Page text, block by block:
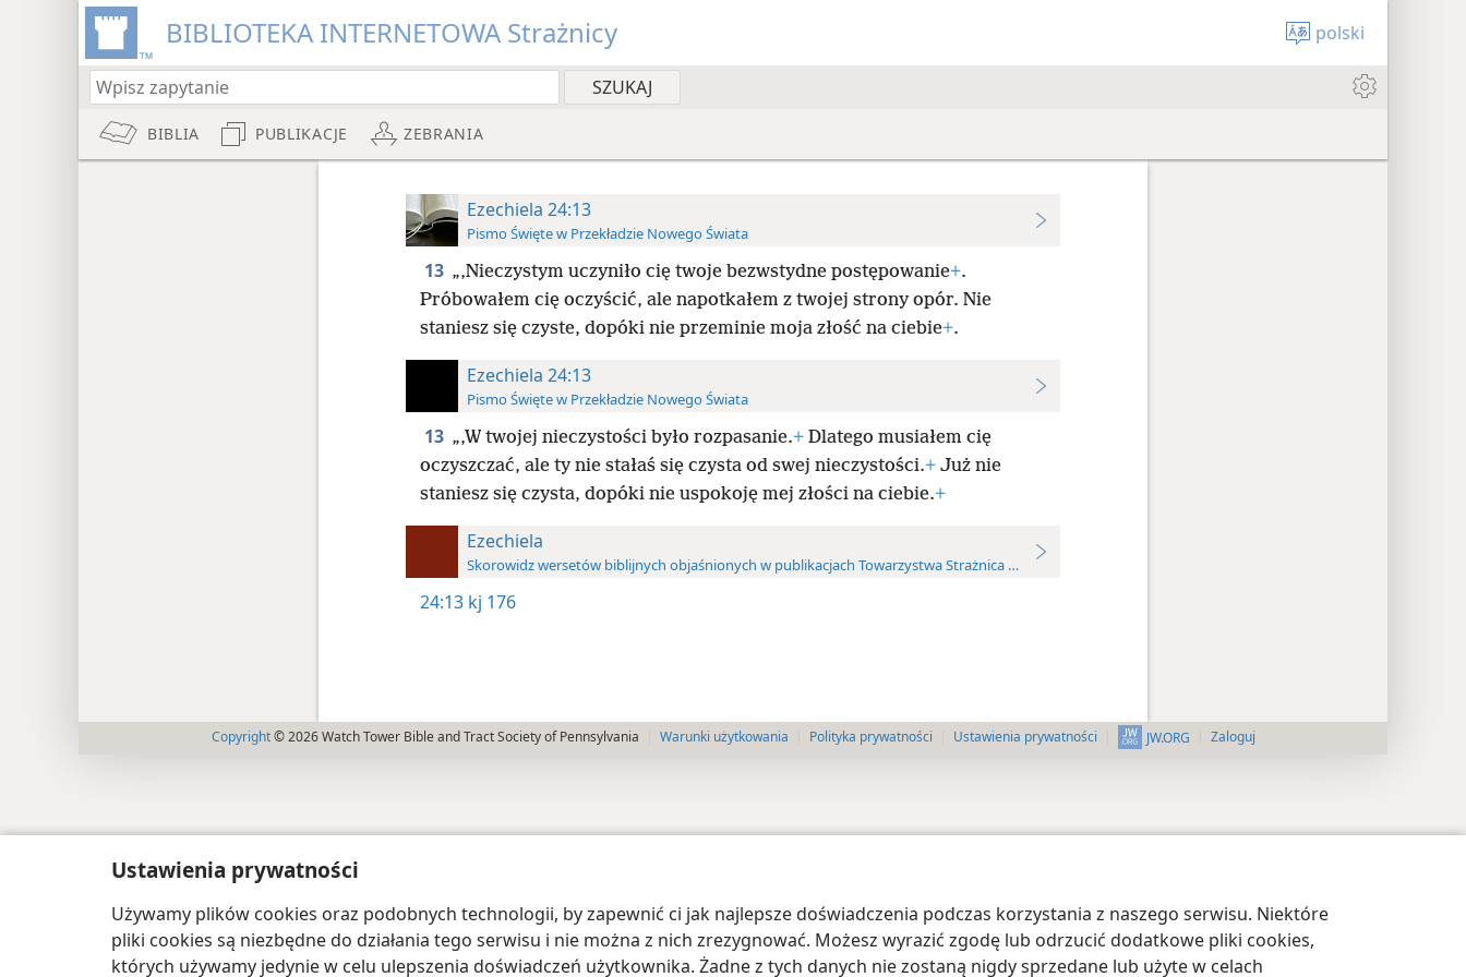
Ustawienia prywatności
Używamy plików cookies oraz podobnych technologii, by zapewnić ci jak najlepsze doświadczenia podczas korzystania z naszego serwisu. Niektóre
pliki cookies są niezbędne do działania tego serwisu i nie można z nich zrezygnować. Możesz wyrazić zgodę lub odrzucić dodatkowe pliki cookies,
których używamy jedynie w celu ulepszenia doświadczeń użytkownika. Żadne z tych danych nie zostaną nigdy sprzedane lub użyte w celach
BIBLIOTEKA INTERNETOWA Strażnicy polski
BIBLIA PUBLIKACJE ZEBRANIA
Ezechiela 24:13
Pismo Święte w Przekładzie Nowego Świata
13 „‚Nieczystym uczyniło cię twoje bezwstydne postępowanie+.
Próbowałem cię oczyścić, ale napotkałem z twojej strony opór. Nie
staniesz się czyste, dopóki nie przeminie moja złość na ciebie+.
Ezechiela 24:13
Pismo Święte w Przekładzie Nowego Świata
13 „‚W twojej nieczystości było rozpasanie.+Dlatego musiałem cię
oczyszczać, ale ty nie stałaś się czysta od swej nieczystości.+Już nie
staniesz się czysta, dopóki nie uspokoję mej złości na ciebie.+
Ezechiela
Skorowidz wersetów biblijnych objaśnionych w publikacjach Towarzystwa Strażnica w latach 1960-1989
24:13 kj 176
Copyright © 2026 Watch Tower Bible and Tract Society of Pennsylvania Warunki użytkowania Polityka prywatności Ustawienia prywatności JW.ORG Zaloguj